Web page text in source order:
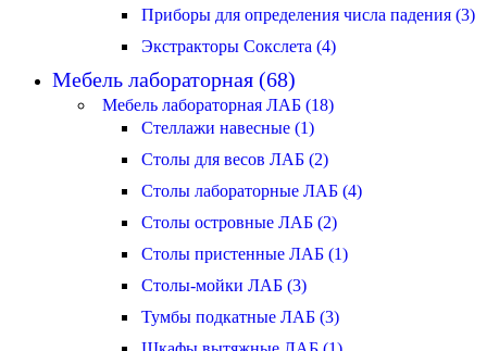
Приборы для определения числа падения (3)
Экстракторы Сокслета (4)
Мебель лабораторная (68)
Мебель лабораторная ЛАБ (18)
Стеллажи навесные (1)
Столы для весов ЛАБ (2)
Столы лабораторные ЛАБ (4)
Столы островные ЛАБ (2)
Столы пристенные ЛАБ (1)
Столы-мойки ЛАБ (3)
Тумбы подкатные ЛАБ (3)